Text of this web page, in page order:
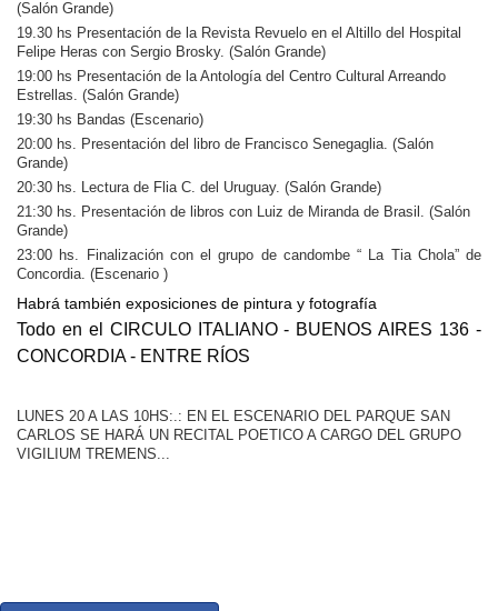
(Salón Grande)
19.30 hs Presentación de la Revista Revuelo en el Altillo del Hospital
Felipe Heras con Sergio Brosky. (Salón Grande)
19:00 hs Presentación de la Antología del Centro Cultural Arreando
Estrellas. (Salón Grande)
19:30 hs Bandas (Escenario)
20:00 hs. Presentación del libro de Francisco Senegaglia. (Salón
Grande)
20:30 hs. Lectura de Flia C. del Uruguay. (Salón Grande)
21:30 hs. Presentación de libros con Luiz de Miranda de Brasil. (Salón
Grande)
23:00 hs. Finalización con el grupo de candombe “ La Tia Chola” de
Concordia. (Escenario )
Habrá también exposiciones de pintura y fotografía
Todo en el CIRCULO ITALIANO - BUENOS AIRES 136 -
CONCORDIA - ENTRE RÍOS
LUNES 20 A LAS 10HS:.: EN EL ESCENARIO DEL PARQUE SAN
CARLOS SE HARÁ UN RECITAL POETICO A CARGO DEL GRUPO
VIGILIUM TREMENS...